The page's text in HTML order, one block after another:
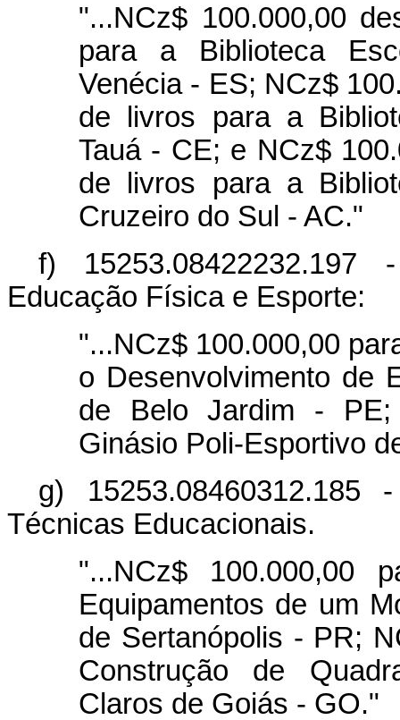
"...NCz$ 100.000,00
para a Biblioteca
Venécia - ES; NCz$
de livros para a
Tauá - CE; e NCz$
de livros para a
Cruzeiro do Sul - AC."
f)
Educação Física e Esporte:
"...NCz$ 100.000,00
o Desenvolvimento de
de Belo Jardim -
Ginásio Poli-Esportivo
g) 15253.08460312.185
Técnicas Educacionais.
"...NCz$ 100.000,00
Equipamentos de um
de Sertanópolis - PR;
Construção de
Claros de Goiás - GO."